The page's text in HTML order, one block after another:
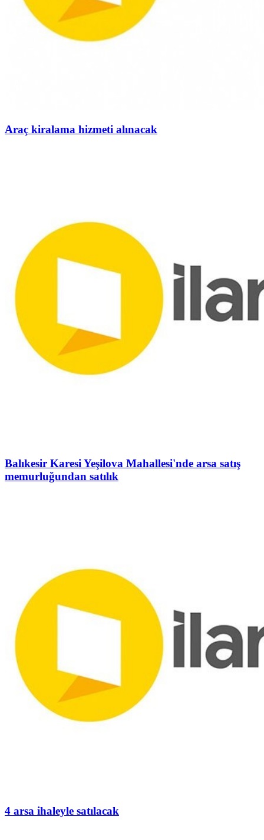
Araç kiralama hizmeti alınacak
Balıkesir Karesi Yeşilova Mahallesi'nde arsa satış
memurluğundan satılık
4 arsa ihaleyle satılacak